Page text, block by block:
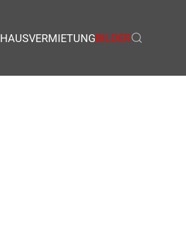
HAUSVERMIETUNGBILDER